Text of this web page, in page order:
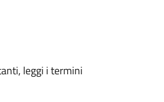
leggi i termini